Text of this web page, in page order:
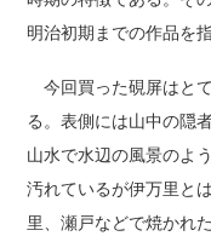
明治初期までの作品を
今回買った硯屏はと
る。表側には山中の隠
山水で水辺の風景のよ
汚れているが伊万里と
里、瀬戸などで焼かれ